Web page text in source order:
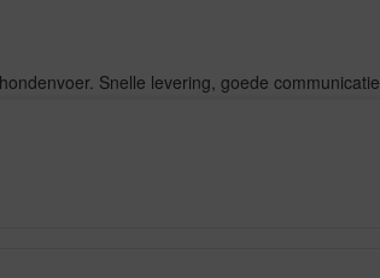
Snelle levering, goede communicatie.